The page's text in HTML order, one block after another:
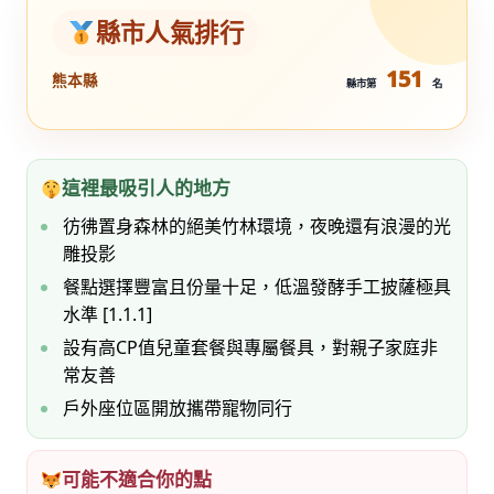
縣市人氣排行
熊本縣 縣市第 151 名
這裡最吸引人的地方
彷彿置身森林的絕美竹林環境，夜晚還有浪漫的光
雕投影
餐點選擇豐富且份量十足，低溫發酵手工披薩極具
水準 [1.1.1]
設有高CP值兒童套餐與專屬餐具，對親子家庭非
常友善
戶外座位區開放攜帶寵物同行
可能不適合你的點